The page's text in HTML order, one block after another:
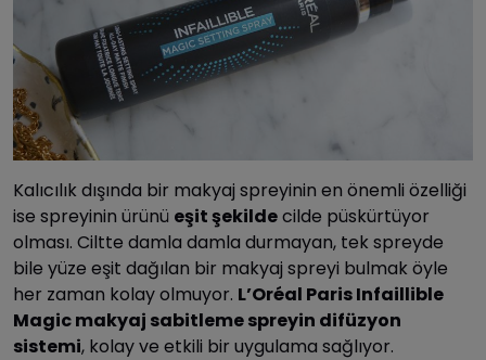
Kalıcılık dışında bir makyaj spreyinin en önemli özelliği
ise spreyinin ürünü eşit şekildecilde püskürtüyor
olması. Ciltte damla damla durmayan, tek spreyde
bile yüze eşit dağılan bir makyaj spreyi bulmak öyle
her zaman kolay olmuyor. L’Oréal Paris Infaillible
Magic makyaj sabitleme spreyin difüzyon
sistemi, kolay ve etkili bir uygulama sağlıyor.